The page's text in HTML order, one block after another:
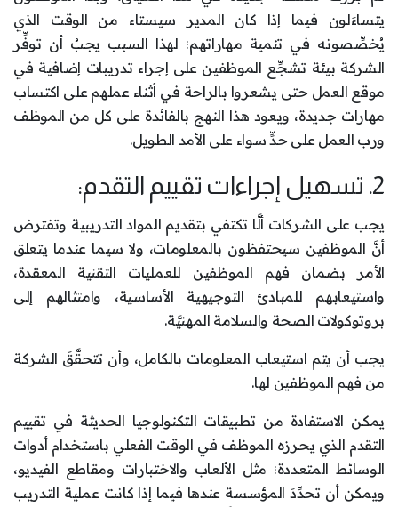
يتساءَلون فيما إذا كان المدير سيستاء من الوقت الذي
يُخصِّصونه في تنمية مهاراتهم؛ لهذا السبب يجبُ أن توفِّر
الشركة بيئة تشجِّع الموظفين على إجراء تدريبات إضافية في
موقع العمل حتى يشعروا بالراحة في أثناء عملهم على اكتساب
مهارات جديدة، ويعود هذا النهج بالفائدة على كل من الموظف
ورب العمل على حدٍّ سواء على الأمد الطويل.
2. تسهيل إجراءات تقييم التقدم:
يجب على الشركات ألَّا تكتفي بتقديم المواد التدريبية وتفترض
أنَّ الموظفين سيحتفظون بالمعلومات، ولا سيما عندما يتعلق
الأمر بضمان فهم الموظفين للعمليات التقنية المعقدة،
واستيعابهم للمبادئ التوجيهية الأساسية، وامتثالهم إلى
بروتوكولات الصحة والسلامة المهنيَّة.
يجب أن يتم استيعاب المعلومات بالكامل، وأن تتحقَّقَ الشركة
من فهم الموظفين لها.
يمكن الاستفادة من تطبيقات التكنولوجيا الحديثة في تقييم
التقدم الذي يحرزه الموظف في الوقت الفعلي باستخدام أدوات
الوسائط المتعددة؛ مثل الألعاب والاختبارات ومقاطع الفيديو،
ويمكن أن تحدِّدَ المؤسسة عندها فيما إذا كانت عملية التدريب